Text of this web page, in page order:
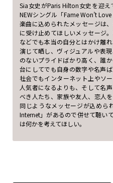
Sia女史がParis Hilton女史を迎
NEWシングル「Fame Won’t
楽曲に込められたメッセージは
に受け止めてほしいメッセージ
などでも本当の自分とはかけ離
演じて晒し、ヴィジュアルや表
のないプライドばかり高く、誰
台にしてでも自身の数字や名声
社会でもインターネット上やソ
人気者になるよりも、そして名
べき人たち、家族や友人、恋人
同じようなメッセージが込めら
Internet」があるので併せて聴い
は何かを考えてほしい。